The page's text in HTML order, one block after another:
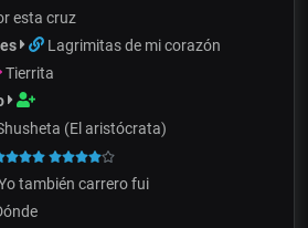
esta cruz
Lagrimitas de mi corazón
Tierrita
(El aristócrata)
también carrero fui